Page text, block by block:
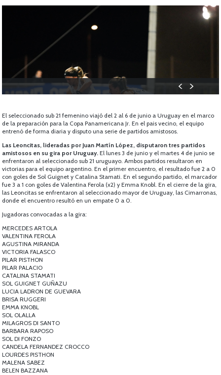
El seleccionado sub 21 femenino viajó del 2 al 6 de junio a Uruguay en el marco
de la preparación para la Copa Panamericana Jr. En el pais vecino, el equipo
entrenó de forma diaria y disputo una serie de partidos amistosos.
Las Leoncitas, lideradas por Juan Martín López, disputaron tres partidos
amistosos en su gira por Uruguay. El lunes 3 de junio y el martes 4 de junio se
enfrentaron al seleccionado sub 21 uruguayo. Ambos partidos resultaron en
victorias para el equipo argentino. En el primer encuentro, el resultado fue 2 a 0
con goles de Sol Guignet y Catalina Stamati. En el segundo partido, el marcador
fue 3 a 1 con goles de Valentina Ferola (x2) y Emma Knobl. En el cierre de la gira,
las Leoncitas se enfrentaron al seleccionado mayor de Uruguay, las Cimarronas,
donde el encuentro resultó en un empate 0 a 0.
Jugadoras convocadas a la gira:
MERCEDES ARTOLA
VALENTINA FEROLA
AGUSTINA MIRANDA
VICTORIA FALASCO
PILAR PISTHON
PILAR PALACIO
CATALINA STAMATI
SOL GUIGNET GUÑAZU
LUCIA LADRON DE GUEVARA
BRISA RUGGERI
EMMA KNOBL
SOL OLALLA
MILAGROS DI SANTO
BARBARA RAPOSO
SOL DI FONZO
CANDELA FERNANDEZ CROCCO
LOURDES PISTHON
MALENA SABEZ
BELEN BAZZANA